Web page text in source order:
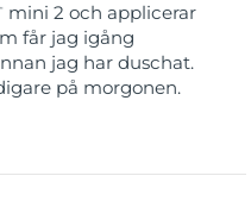
™
mini 2 och applicerar
får jag igång
jag har duschat.
på morgonen.